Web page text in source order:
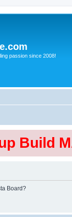
passion since 2008!
Build
Board?